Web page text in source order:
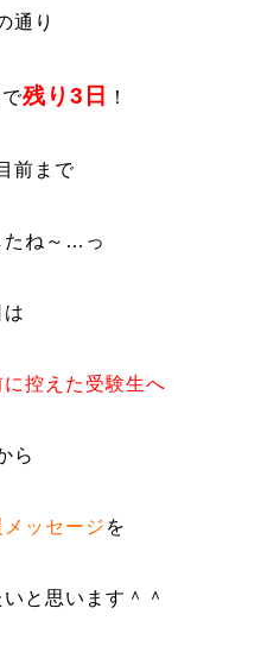
通り
残り3日 ！
前まで
たね～…っ
控えた受験生へ
ら
メッセージ を
と思います＾＾